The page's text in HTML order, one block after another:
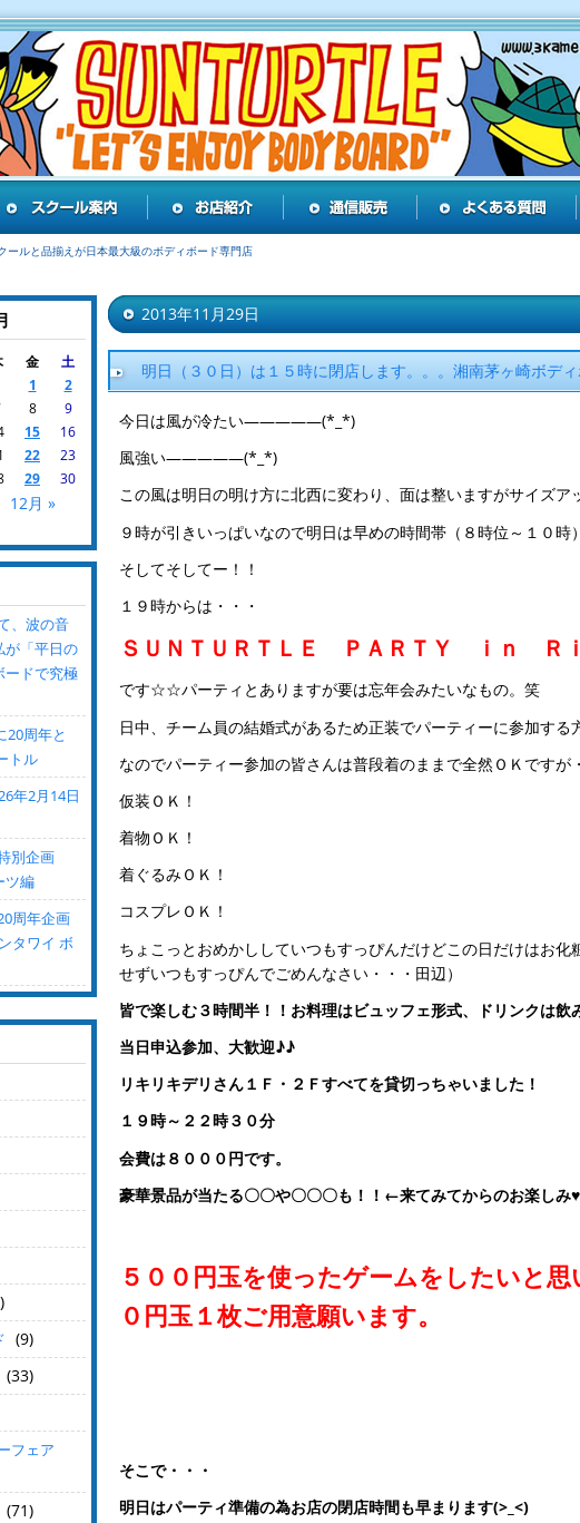
ールと品揃えが日本最大級のボディボード専門店
2013年11月29日
明日（３０日）は１５時に閉店します。。。湘南茅ヶ崎ボデ
今日は風が冷たい―――――(*_*)
風強い―――――(*_*)
この風は明日の明け方に北西に変わり、面は整いますがサイズア
９時が引きいっぱいなので明日は早めの時間帯（８時位～１０時
そしてそしてー！！
１９時からは・・・
ＳＵＮＴＵＲＴＬＥ ＰＡＲＴＹ ｉｎ Ｒｉ
です☆☆パーティとありますが要は忘年会みたいなもの。笑
日中、チーム員の結婚式があるため正装でパーティーに参加する
なのでパーティー参加の皆さんは普段着のままで全然ＯＫですが
仮装ＯＫ！
着物ＯＫ！
着ぐるみＯＫ！
コスプレＯＫ！
ちょこっとおめかししていつもすっぴんだけどこの日だけはお
せずいつもすっぴんでごめんなさい・・・田辺）
皆で楽しむ３時間半！！お料理はビュッフェ形式、ドリンクは飲
当日申込参加、大歓迎♪♪
リキリキデリさん１Ｆ・２Ｆすべてを貸切っちゃいました！
１９時～２２時３０分
会費は８０００円です。
豪華景品が当たる〇〇や〇〇〇も！！←来てみてからのお楽しみ♥
５００円玉を使ったゲームをしたいと
０円玉１枚ご用意願います。
そこで・・・
明日はパーティ準備の為お店の閉店時間も早まります(>_<)
金 土
12月 »
1
2
8
9
15
16
22
23
29 30
、波の音
「平日の
ードで究極
20周年と
トル
年2月14日
別企画
ツ編
周年企画
タワイ ボ
(9)
(33)
フェア
(71)